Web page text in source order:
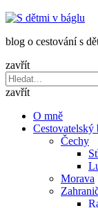
v
blog o cestování s
zavřít
Vyhledávání
pro:
zavřít
O mně
Cestovatelský
Čechy
Morava